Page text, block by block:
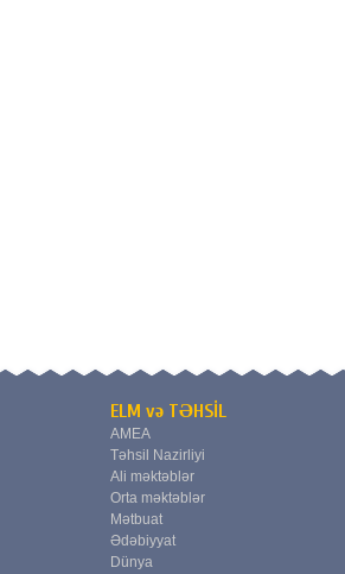
ELM və TƏHSİL
AMEA
Təhsil Nazirliyi
Ali məktəblər
Orta məktəblər
Mətbuat
Ədəbiyyat
Dünya